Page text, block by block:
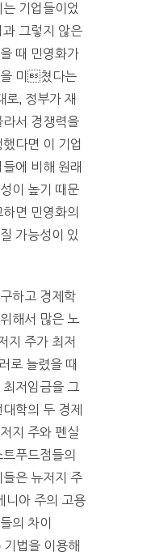
기업들이었
그렇지 않은
때 민영화가
을 미쳤다는
로, 정부가 재
서 경쟁력을
다면 이 기업
에 비해 원래
이 높기 때문
면 민영화의
가능성이 있
하고 경제학
해서 많은 노
지 주가 최저
로 늘렸을 때
최저임금을 그
학의 두 경제
지 주와 펜실
푸드점들의
은 뉴저지 주
니아 주의 고용
의 차이
법을 이용해